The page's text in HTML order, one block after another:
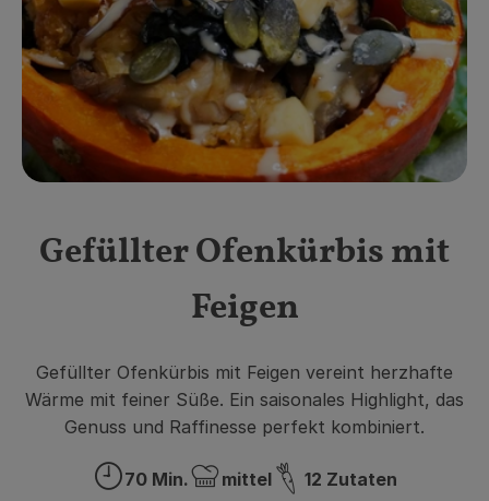
Obst & Gemüse
Getränke
Vorratskammer
Frühstück
Brodowin besuchen
Über uns
Gefüllter Ofenkürbis mit
Feigen
Gefüllter Ofenkürbis mit Feigen vereint herzhafte
Wärme mit feiner Süße. Ein saisonales Highlight, das
Genuss und Raffinesse perfekt kombiniert.
Zubreitungszeit:
70 Min.
Schwierigkeit:
mittel 12 Zutaten